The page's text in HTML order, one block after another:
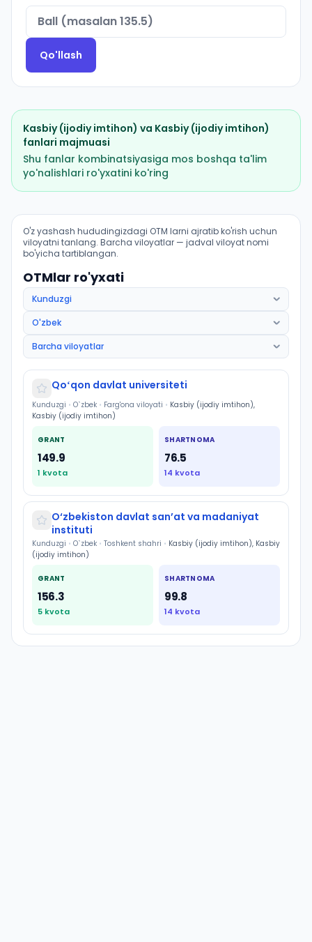
Qo'llash
Kasbiy (ijodiy imtihon) va Kasbiy (ijodiy imtihon)
fanlari majmuasi
Shu fanlar kombinatsiyasiga mos boshqa ta'lim
yo'nalishlari ro'yxatini ko'ring
Aktyorlik sanʼati: musiqali teatr aktyorligi: OTM lar
O'z yashash hududingizdagi OTM larni ajratib ko'rish uchun
viloyatni tanlang. Barcha viloyatlar — jadval viloyat nomi
bo'yicha tartiblangan.
OTMlar ro'yxati
Qoʻqon davlat universiteti
Kunduzgi • O`zbek • Farg'ona viloyati • Kasbiy (ijodiy imtihon),
Kasbiy (ijodiy imtihon)
GRANT
149.9
1 kvota
SHARTNOMA
76.5
14 kvota
O‘zbekiston davlat sanʼat va madaniyat
instituti
Kunduzgi • O`zbek • Toshkent shahri • Kasbiy (ijodiy imtihon), Kasbiy
(ijodiy imtihon)
GRANT
156.3
5 kvota
SHARTNOMA
99.8
14 kvota